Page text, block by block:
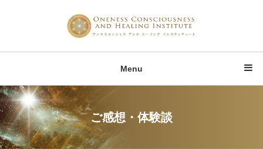
Menu
ご感想・体験談